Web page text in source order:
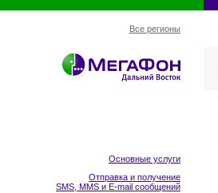
Все регионы
Основные услуги
Отправка и получение
SMS, MMS и E-mail сообщений